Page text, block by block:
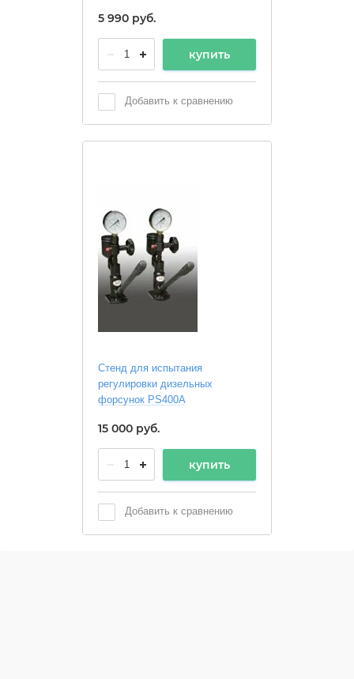
5 990 руб.
купить
Добавить к сравнению
Стенд для испытания
регулировки дизельных
форсунок PS400A
15 000 руб.
купить
Добавить к сравнению